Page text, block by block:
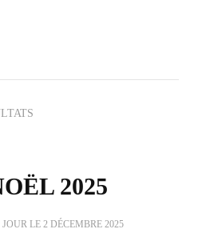
2025
LE 2 DÉCEMBRE 2025